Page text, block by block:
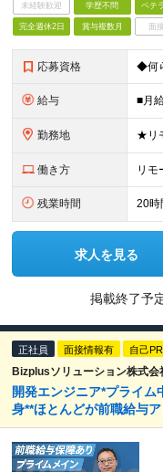
未経験歓迎 学歴不問 ベテ
完全週休2日 賞与複数月 面
応募資格
給与
勤務地
働き方 リモ
残業時間 20時
求人を見る
掲載終了予
正社員 面接情報有 自己
Bizplusソリューション株式会
開発エンジニア*プライム
身**ほとんどが前職給与